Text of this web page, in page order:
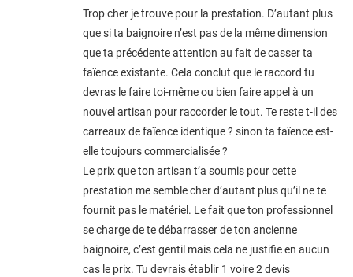
Trop cher je trouve pour la prestation. D’autant plus
que si ta baignoire n’est pas de la même dimension
que ta précédente attention au fait de casser ta
faïence existante. Cela conclut que le raccord tu
devras le faire toi-même ou bien faire appel à un
nouvel artisan pour raccorder le tout. Te reste t-il des
carreaux de faïence identique ? sinon ta faïence est-
elle toujours commercialisée ?
Le prix que ton artisan t’a soumis pour cette
prestation me semble cher d’autant plus qu’il ne te
fournit pas le matériel. Le fait que ton professionnel
se charge de te débarrasser de ton ancienne
baignoire, c’est gentil mais cela ne justifie en aucun
cas le prix. Tu devrais établir 1 voire 2 devis